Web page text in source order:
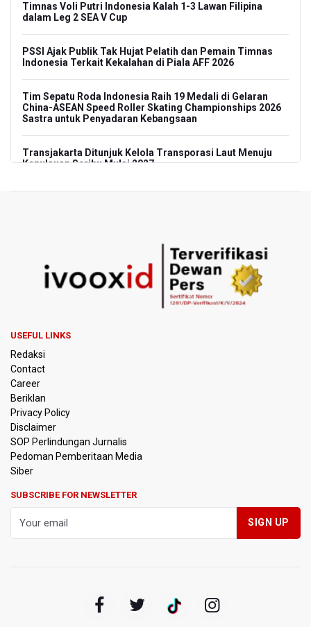
Timnas Voli Putri Indonesia Kalah 1-3 Lawan Filipina
dalam Leg 2 SEA V Cup
PSSI Ajak Publik Tak Hujat Pelatih dan Pemain Timnas
Indonesia Terkait Kekalahan di Piala AFF 2026
Tim Sepatu Roda Indonesia Raih 19 Medali di Gelaran
China-ASEAN Speed Roller Skating Championships 2026
Sastra untuk Penyadaran Kebangsaan
Transjakarta Ditunjuk Kelola Transporasi Laut Menuju
Kepulauan Seribu Mulai 2027
Pemerintah Tetapkan Harga Patokan Batu Bara Agustus
2026 USD 124,44 per Ton, Turun 5,62 Persen
Meretas Jalan Terjal Ekonomi Digital: Perjuangan Siti
Alifah Meraih Cita-cita “Utopis” Menjadi Guru Sejahtera
Anggota DPR Minta Rencana Kenaikan Gaji Kepala Daerah
Konsumsi Mulai Pekan Depan
BEI Catat Pertumbuhan Investor Saham Capai 10,05 Juta
SID
Flores Bersiap Gelar Festival Golo Koe 2026, Promosikan
TNI Gelar Latihan Kesiapsiagaan Penanggulangan
Bencana Gempa Bumi dan Tsunami di Bali
BPS Sebut Sensus Ekonomi 2026 untuk Perbarui Data
USEFUL LINKS
Redaksi
Contact
Career
Beriklan
Privacy Policy
Disclaimer
SOP Perlindungan Jurnalis
Pedoman Pemberitaan Media
Siber
SUBSCRIBE FOR NEWSLETTER